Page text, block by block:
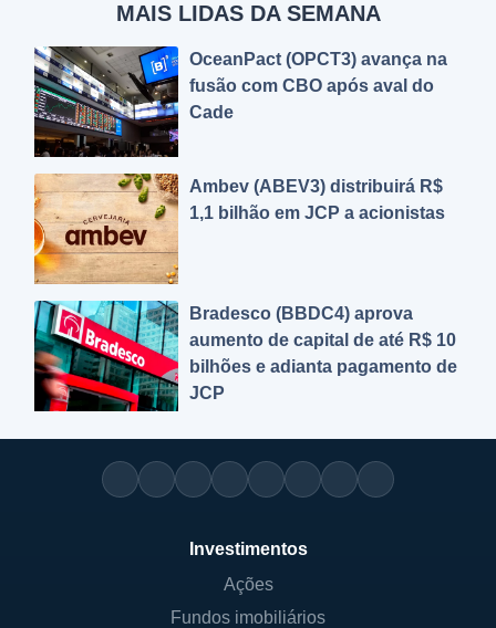
MAIS LIDAS DA SEMANA
OceanPact (OPCT3) avança na
fusão com CBO após aval do
Cade
Ambev (ABEV3) distribuirá R$
1,1 bilhão em JCP a acionistas
Bradesco (BBDC4) aprova
aumento de capital de até R$ 10
bilhões e adianta pagamento de
JCP
Investimentos
Ações
Fundos imobiliários